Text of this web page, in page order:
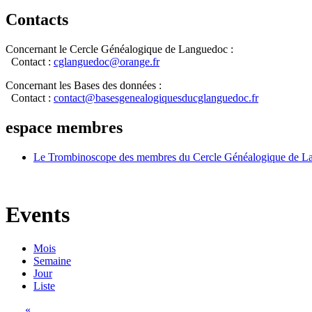
Contacts
Concernant le Cercle Généalogique de Languedoc :
Contact : cglanguedoc@orange.fr
Concernant les Bases des données :
Contact : contact@basesgenealogiquesducglanguedoc.fr
espace membres
Le Trombinoscope des membres du Cercle Généalogique de
Events
Mois
Semaine
Jour
Liste